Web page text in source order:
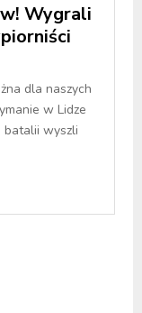
Wygrali
dla naszych
w Lidze
batalii wyszli